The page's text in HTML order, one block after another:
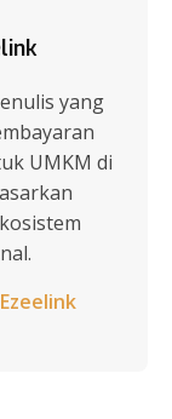
yang
UMKM di